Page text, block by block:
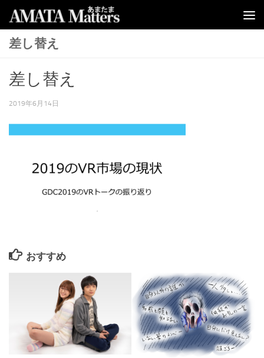
コンテンツへスキップ
差し替え
差し替え
2019年6月14日
おすすめ